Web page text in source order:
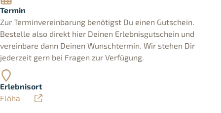
Termin
Zur Terminvereinbarung benötigst Du einen Gutschein.
Bestelle also direkt hier Deinen Erlebnisgutschein und
vereinbare dann Deinen Wunschtermin. Wir stehen Dir
jederzeit gern bei Fragen zur Verfügung.
Erlebnisort
Flöha